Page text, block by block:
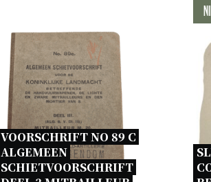
VOORSCHRIFT NO 89 C
ALGEMEEN
SCHIETVOORSCHRIFT